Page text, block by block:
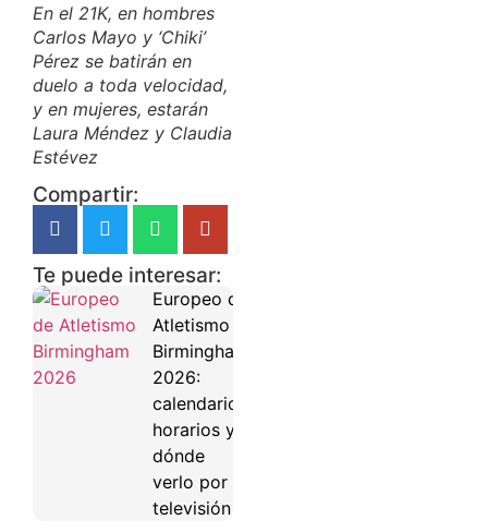
En el 21K, en hombres
Carlos Mayo y ‘Chiki’
Pérez se batirán en
duelo a toda velocidad,
y en mujeres, estarán
Laura Méndez y Claudia
Estévez
Compartir:
Te puede interesar:
Europeo de
Atletismo
Birmingham
2026:
calendario,
horarios y
dónde
verlo por
televisión